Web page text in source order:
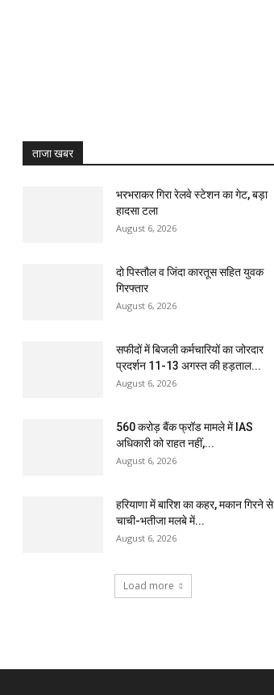
ताजा खबर
भरभराकर गिरा रेलवे स्टेशन का गेट, बड़ा
हादसा टला
August 6, 2026
दो पिस्तौल व जिंदा कारतूस सहित युवक
गिरफ्तार
August 6, 2026
सफीदों में बिजली कर्मचारियों का जोरदार
प्रदर्शन 11-13 अगस्त की हड़ताल...
August 6, 2026
₹560 करोड़ बैंक फ्रॉड मामले में IAS
अधिकारी को राहत नहीं,...
August 6, 2026
हरियाणा में बारिश का कहर, मकान गिरने से
चाची-भतीजा मलबे में...
August 6, 2026
Load more